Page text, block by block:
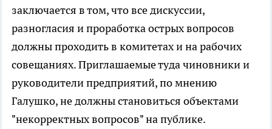
заключается в том, что все дискуссии,
разногласия и проработка острых вопросов
должны проходить в комитетах и на рабочих
совещаниях. Приглашаемые туда чиновники и
руководители предприятий, по мнению
Галушко, не должны становиться объектами
"некорректных вопросов" на публике.